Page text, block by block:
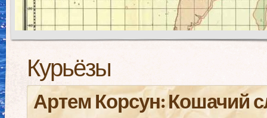
Курьёзы
Артем Корсун: Кошачий